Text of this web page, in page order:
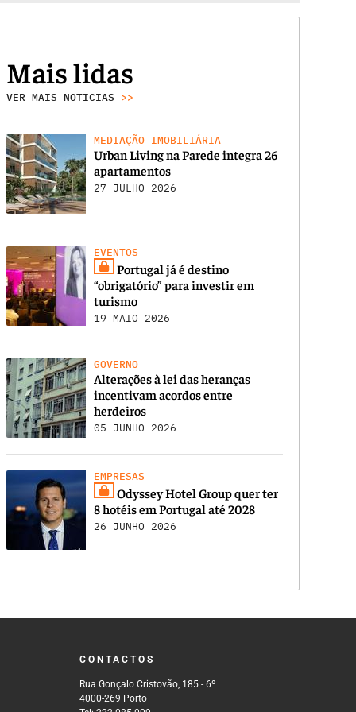
Mais lidas
VER MAIS NOTICIAS >>
MEDIAÇÃO IMOBILIÁRIA
Urban Living na Parede integra 26
apartamentos
27 JULHO 2026
EVENTOS
Portugal já é destino
“obrigatório” para investir em
turismo
19 MAIO 2026
GOVERNO
Alterações à lei das heranças
incentivam acordos entre
herdeiros
05 JUNHO 2026
EMPRESAS
Odyssey Hotel Group quer ter
8 hotéis em Portugal até 2028
26 JUNHO 2026
CONTACTOS
Rua Gonçalo Cristovão, 185 - 6º
4000-269 Porto